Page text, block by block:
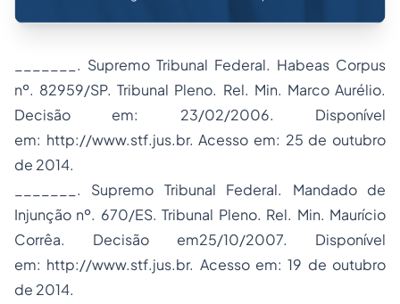
_______. Supremo Tribunal Federal. Habeas Corpus
nº. 82959/SP. Tribunal Pleno. Rel. Min. Marco Aurélio.
Decisão em: 23/02/2006. Disponível
em: http://www.stf.jus.br. Acesso em: 25 de outubro
de 2014.
_______. Supremo Tribunal Federal. Mandado de
Injunção nº. 670/ES. Tribunal Pleno. Rel. Min. Maurício
Corrêa. Decisão em25/10/2007. Disponível
em: http://www.stf.jus.br. Acesso em: 19 de outubro
de 2014.